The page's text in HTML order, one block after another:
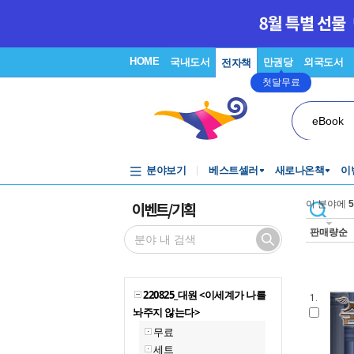
HOME 국내도서 전자책 만권당
첫달무료
외국도서
eBook
분야보기 베스트셀러 새로나온책 이
이벤트/기획
220825_대원 <이세계가 나를
놔주지 않는다>
무료
세트
이 분야에 5
판매량순
1.